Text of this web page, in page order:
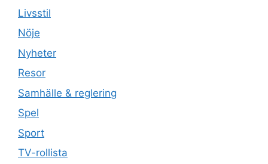
Livsstil
Nöje
Nyheter
Resor
Samhälle & reglering
Spel
Sport
TV-rollista